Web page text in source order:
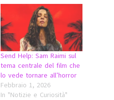
Send Help: Sam Raimi sul
tema centrale del film che
lo vede tornare all’horror
Febbraio 1, 2026
In "Notizie e Curiosità"